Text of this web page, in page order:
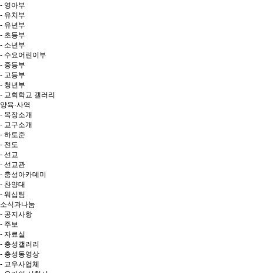
- 영아부
- 유치부
- 유년부
- 초등부
- 소년부
- 수요어린이부
- 중등부
- 고등부
- 청년부
- 교회학교 갤러리
양육·사역
- 목장소개
- 교구소개
- 하토준
- 전도
- 선교
- 선교관
- 충성아카데미
- 찬양대
- 워십팀
소식과나눔
- 공지사항
- 주보
- 자료실
- 충성갤러리
- 충성동영상
- 교우사업체